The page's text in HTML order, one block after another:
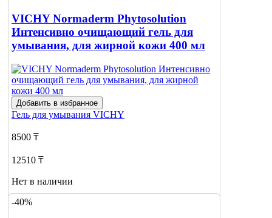
VICHY Normaderm Phytosolution
Интенсивно очищающий гель для
умывания, для жирной кожи 400 мл
Добавить в избранное
Гель для умывания VICHY
8500 ₸
12510 ₸
Нет в наличии
Сообщить
-40%